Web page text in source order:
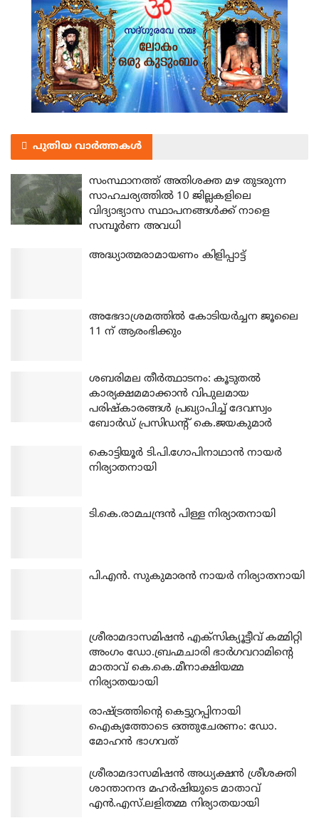
പുതിയ വാർത്തകൾ
സംസ്ഥാനത്ത് അതിശക്ത മഴ തുടരുന്ന
സാഹചര്യത്തിൽ 10 ജില്ലകളിലെ
വിദ്യാഭ്യാസ സ്ഥാപനങ്ങൾക്ക് നാളെ
സമ്പൂർണ അവധി
അദ്ധ്യാത്മരാമായണം കിളിപ്പാട്ട്
അഭേദാശ്രമത്തില്‍ കോടിയര്‍ച്ചന ജൂലൈ
11 ന് ആരംഭിക്കും
ശബരിമല തീര്‍ത്ഥാടനം: കൂടുതല്‍
കാര്യക്ഷമമാക്കാന്‍ വിപുലമായ
പരിഷ്‌കാരങ്ങള്‍ പ്രഖ്യാപിച്ച് ദേവസ്വം
ബോര്‍ഡ് പ്രസിഡന്റ് കെ.ജയകുമാര്‍
കൊട്ടിയൂര്‍ ടി.പി.ഗോപിനാഥാന്‍ നായര്‍
നിര്യാതനായി
ടി.കെ.രാമചന്ദ്രന്‍ പിള്ള നിര്യാതനായി
പി.എന്‍. സുകുമാരന്‍ നായര്‍ നിര്യാതനായി
ശ്രീരാമദാസമിഷന്‍ എക്‌സിക്യൂട്ടീവ് കമ്മിറ്റി
അംഗം ഡോ.ബ്രഹ്മചാരി ഭാര്‍ഗവറാമിന്റെ
മാതാവ് കെ.കെ.മീനാക്ഷിയമ്മ
നിര്യാതയായി
രാഷ്ട്രത്തിന്റെ കെട്ടുറപ്പിനായി
ഐക്യത്തോടെ ഒത്തുചേരണം: ഡോ.
മോഹന്‍ ഭാഗവത്
ശ്രീരാമദാസമിഷന്‍ അധ്യക്ഷന്‍ ശ്രീശക്തി
ശാന്താനന്ദ മഹര്‍ഷിയുടെ മാതാവ്
എന്‍.എസ്.ലളിതമ്മ നിര്യാതയായി